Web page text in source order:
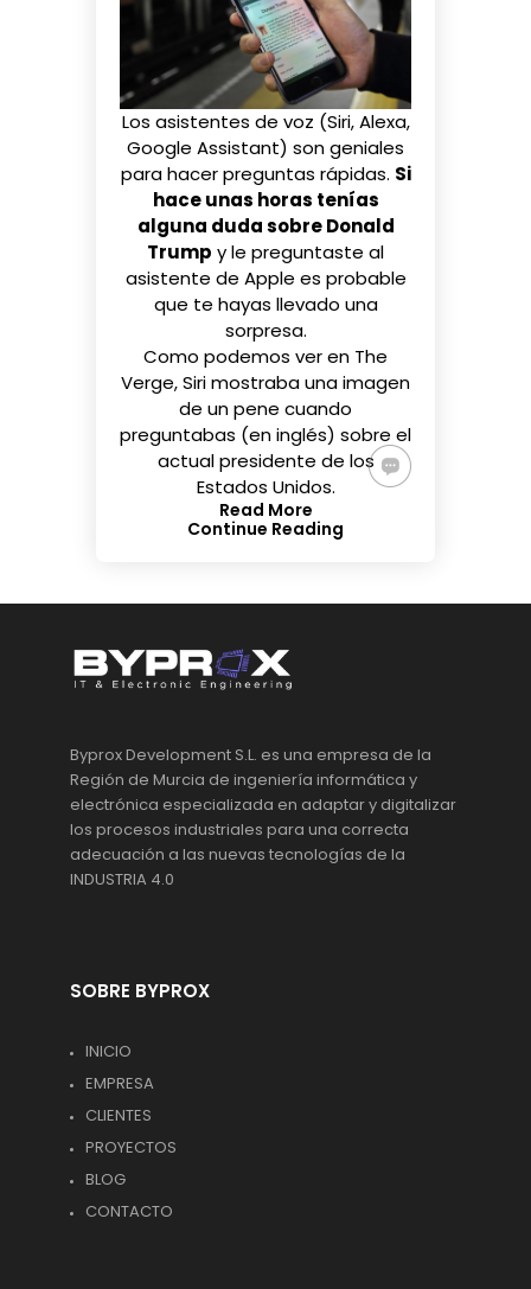
Los asistentes de voz (Siri, Alexa,
Google Assistant) son geniales
para hacer preguntas rápidas. Si
hace unas horas tenías
alguna duda sobre Donald
Trump y le preguntaste al
asistente de Apple es probable
que te hayas llevado una
sorpresa.
Como podemos ver en The
Verge, Siri mostraba una imagen
de un pene cuando
preguntabas (en inglés) sobre el
actual presidente de los
Estados Unidos.
Read More
Continue Reading
Byprox Development S.L. es una empresa de la
Región de Murcia de ingeniería informática y
electrónica especializada en adaptar y digitalizar
los procesos industriales para una correcta
adecuación a las nuevas tecnologías de la
INDUSTRIA 4.0
SOBRE BYPROX
INICIO
EMPRESA
CLIENTES
PROYECTOS
BLOG
CONTACTO